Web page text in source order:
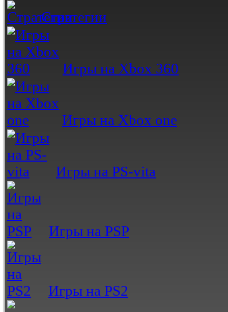
Стратегии
Игры на Xbox 360
Игры на Xbox one
Игры на PS-vita
Игры на PSP
Игры на PS2